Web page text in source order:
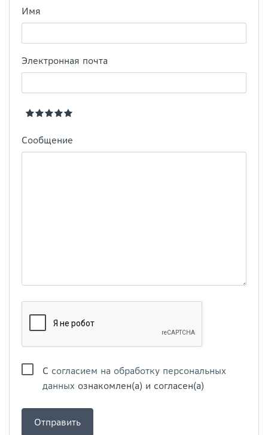
Имя
Электронная почта
Сообщение
С согласием на обработку персональных
данных ознакомлен(а) и согласен(а)